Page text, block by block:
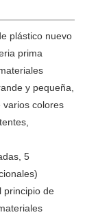
plástico nuevo
prima
y pequeña,
varios colores
5
principio de